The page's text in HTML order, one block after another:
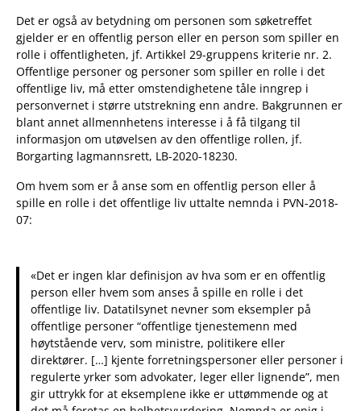
Det er også av betydning om personen som søketreffet
gjelder er en offentlig person eller en person som spiller en
rolle i offentligheten, jf. Artikkel 29-gruppens kriterie nr. 2.
Offentlige personer og personer som spiller en rolle i det
offentlige liv, må etter omstendighetene tåle inngrep i
personvernet i større utstrekning enn andre. Bakgrunnen er
blant annet allmennhetens interesse i å få tilgang til
informasjon om utøvelsen av den offentlige rollen, jf.
Borgarting lagmannsrett, LB-2020-18230.
Om hvem som er å anse som en offentlig person eller å
spille en rolle i det offentlige liv uttalte nemnda i PVN-2018-
07:
«Det er ingen klar definisjon av hva som er en offentlig
person eller hvem som anses å spille en rolle i det
offentlige liv. Datatilsynet nevner som eksempler på
offentlige personer “offentlige tjenestemenn med
høytstående verv, som ministre, politikere eller
direktører. […] kjente forretningspersoner eller personer i
regulerte yrker som advokater, leger eller lignende”, men
gir uttrykk for at eksemplene ikke er uttømmende og at